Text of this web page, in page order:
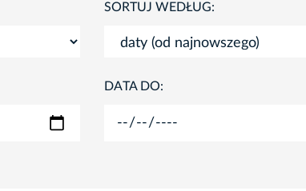
SORTUJ WEDŁUG:
DATA DO: